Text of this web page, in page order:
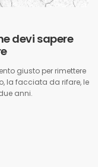
devi sapere
giusto per rimettere
la facciata da rifare, le
anni.